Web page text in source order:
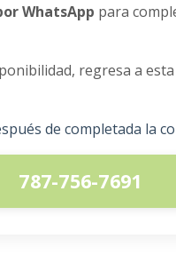
WhatsApp para
regresa a
de completada la
787-756-7691